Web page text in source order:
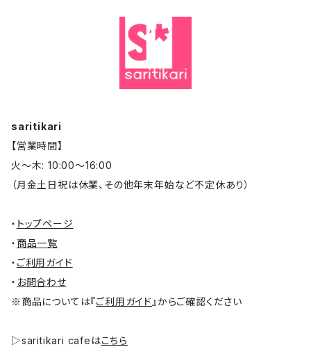
saritikari
【営業時間】
火～木: 10:00～16:00
（月金土日祝は休業、その他年末年始など不定休あり）
・ トップページ
・ 商品一覧
・ ご利用ガイド
・ お問合わせ
※商品については『ご利用ガイド 』からご確認ください
▷saritikari cafeはこちら